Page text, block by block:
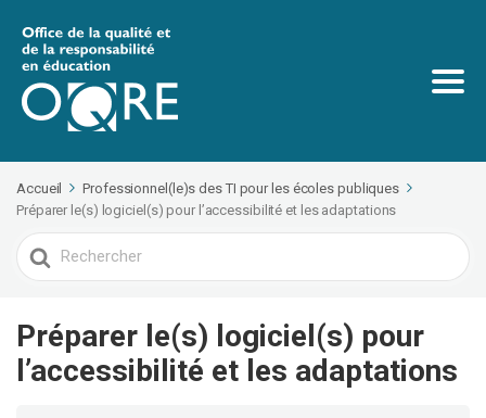
Accueil
Professionnel(le)s des TI pour les écoles publiques
Préparer le(s) logiciel(s) pour l’accessibilité et les adaptations
Search
For
Préparer le(s) logiciel(s) pour
l’accessibilité et les adaptations